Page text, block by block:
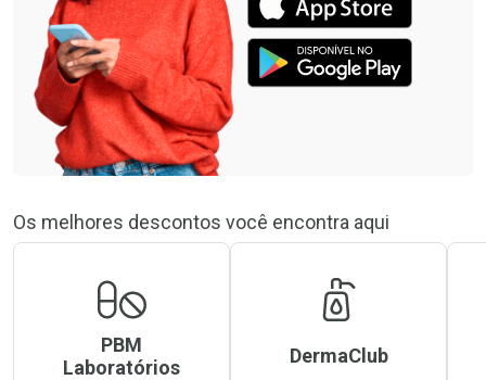
Os melhores descontos você encontra aqui
PBM
Laboratórios
DermaClub